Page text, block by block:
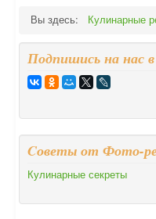
Вы здесь:
Кулинарные
Подпишись на нас
Cоветы от Фото-
Кулинарные секреты